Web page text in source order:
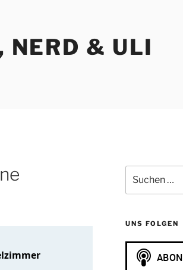
NERD & ULI
nach:
UNS FOLGEN